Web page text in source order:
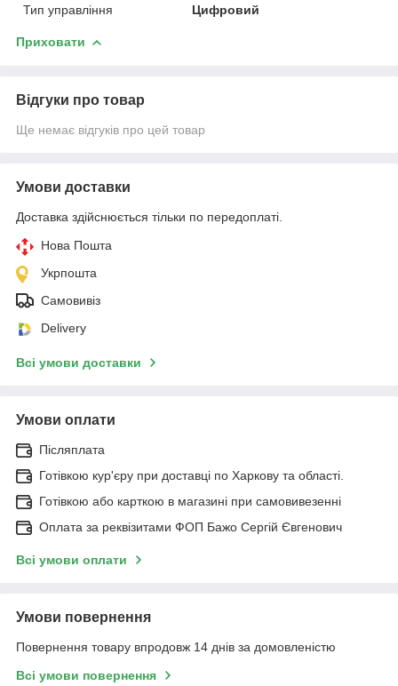
Тип управління
Цифровий
Приховати
Відгуки про товар
Ще немає відгуків про цей товар
Умови доставки
Доставка здійснюється тільки по передоплаті.
Нова Пошта
Укрпошта
Самовивіз
Delivery
Всі умови доставки
Умови оплати
Післяплата
Готівкою кур'єру при доставці по Харкову та області.
Готівкою або карткою в магазині при самовивезенні
Оплата за реквізитами ФОП Бажо Сергій Євгенович
Всі умови оплати
Умови повернення
Повернення товару впродовж 14 днів за домовленістю
Всі умови повернення